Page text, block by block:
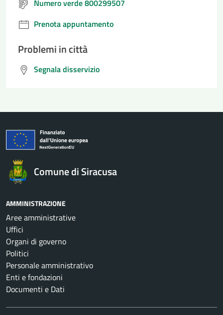
Numero verde 800299507
Prenota appuntamento
Problemi in città
Segnala disservizio
Comune di Siracusa
AMMINISTRAZIONE
Aree amministrative
Uffici
Organi di governo
Politici
Personale amministrativo
Enti e fondazioni
Documenti e Dati